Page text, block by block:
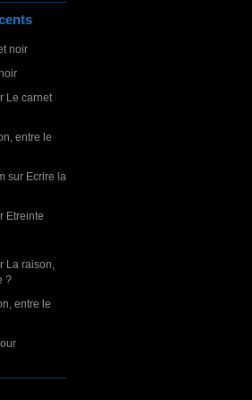
noir
Le carnet
entre le
sur Ecrire la
Etreinte
La raison,
?
entre le